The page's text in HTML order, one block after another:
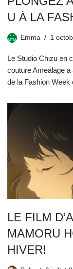
U À LA
Emma 1
Le Studio Chizu en
couture Anrealage a
de la Fashion
LE FILM
MAMORU
HIVER!